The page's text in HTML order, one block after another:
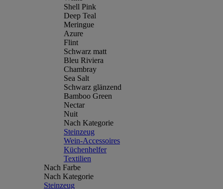
Shell Pink
Deep Teal
Meringue
Azure
Flint
Schwarz matt
Bleu Riviera
Chambray
Sea Salt
Schwarz glänzend
Bamboo Green
Nectar
Nuit
Nach Kategorie
Steinzeug
Wein-Accessoires
Küchenhelfer
Textilien
Nach Farbe
Nach Kategorie
Steinzeug